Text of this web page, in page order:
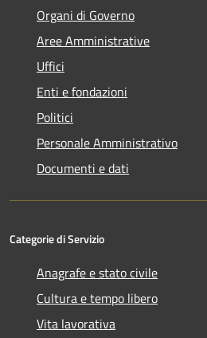
Organi di Governo
Aree Amministrative
Uffici
Enti e fondazioni
Politici
Personale Amministrativo
Documenti e dati
Categorie di Servizio
Anagrafe e stato civile
Cultura e tempo libero
Vita lavorativa